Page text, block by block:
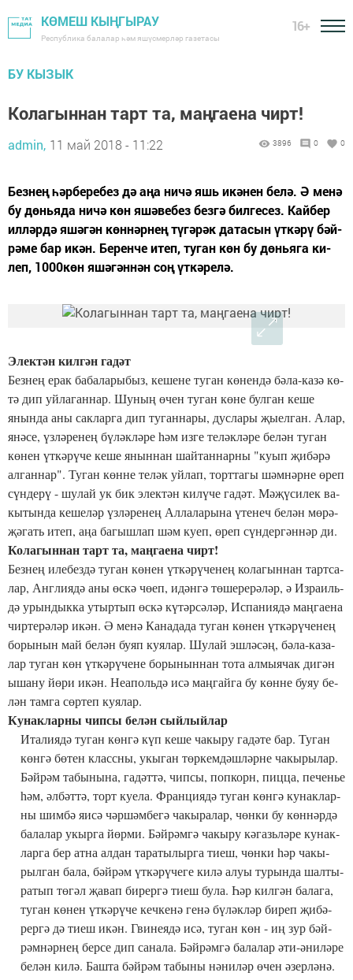
КӨМЕШ КЫҢГЫРАУ
Республика балалар һәм яшүсмерләр газетасы
16+
БУ КЫЗЫК
Ко­ла­гын­нан тарт та, маң­га­е­на чирт!
admin, 11 май 2018 - 11:22 3896 0 0
Без­нең һәр­бе­ре­без дә аңа ни­чә яшь икә­нен бе­лә. Ә ме­нә
бу дөнь­я­да ни­чә көн яшә­ве­без без­гә бил­ге­сез. Кай­бер
ил­ләр­дә яшә­гән көн­нәр­нең тү­гә­рәк да­та­сын үт­кә­рү бәй­
рә­ме бар икән. Бе­рен­че итеп, ту­ган көн бу дөнь­я­га ки­
леп, 1000көн яшә­гән­нән соң үт­кә­ре­лә.
Электән килгән гадәт
Без­нең ерак ба­ба­ла­ры­быз, ке­ше­не ту­ган кө­нен­дә бә­ла-ка­зә кө­
тә дип уй­ла­ган­нар. Шу­ның өчен ту­ган кө­не бул­ган ке­ше
янын­да аны сак­лар­га дип ту­ган­на­ры, дус­ла­ры җы­ел­ган. Алар,
янә­се, үз­лә­ре­нең бү­ләк­лә­ре һәм из­ге те­ләк­лә­ре бе­лән ту­ган
кө­нен үт­кә­рү­че ке­ше янын­нан шай­тан­нар­ны "ку­ып җи­бә­рә
ал­ган­нар". Ту­ган көн­не те­ләк уй­лап, торт­та­гы шәм­нәр­не өреп
сүн­де­рү - шу­лай ук бик элек­тән ки­лү­че га­дәт. Мә­җү­си­лек ва­
кы­тын­да ке­ше­ләр үз­лә­ре­нең Ал­ла­ла­ры­на үте­неч бе­лән мө­рә­
җә­гать итеп, аңа ба­гыш­лап шәм ку­еп, өреп сүн­дер­гән­нәр ди.
Ко­ла­гын­нан тарт та, маң­га­е­на чирт!
Без­нең иле­без­дә ту­ган кө­нен үт­кә­рү­че­нең ко­ла­гын­нан тарт­са­
лар, Анг­ли­я­дә аны өс­кә чө­еп, идән­гә тө­ше­ре­рә­ләр, ә Из­ра­иль­
дә урын­дык­ка утыр­тып өс­кә кү­тәр­сә­ләр, Ис­па­ни­я­дә маң­га­е­на
чир­те­рә­ләр икән. Ә ме­нә Ка­на­да­да ту­ган кө­нен үт­кә­рү­че­нең
бо­ры­нын май бе­лән бу­яп ку­я­лар. Шу­лай эш­лә­сәң, бә­ла-ка­за­
лар ту­ган көн үт­кә­рү­че­не бо­ры­нын­нан то­та ал­мы­я­чак ди­гән
ыша­ну йө­ри икән. Не­а­поль­дә исә маң­гай­га бу көн­не буяу бе­
лән там­га сөр­теп ку­я­лар.
Ку­нак­лар­ны чип­сы бе­лән сый­лый­лар
Ита­ли­я­дә ту­ган көн­гә күп ке­ше ча­кы­ру га­дә­те бар. Ту­ган
көн­гә бө­тен класс­ны, укы­ган төр­кем­дәш­ләр­не ча­кы­ры­лар.
Бәй­рәм та­бы­ны­на, га­дәт­тә, чип­сы, поп­корн, пиц­ца, пе­ченье
һәм, әл­бәт­тә, торт ку­е­ла. Фран­ци­я­дә ту­ган көн­гә ку­нак­лар­
ны шим­бә яи­сә чәр­шәм­бе­гә ча­кы­ра­лар, чөн­ки бу көн­нәр­дә
ба­ла­лар укыр­га йөр­ми. Бәй­рәм­гә ча­кы­ру кә­газь­лә­ре ку­нак­
лар­га бер ат­на ал­дан та­ра­ты­лыр­га ти­еш, чөн­ки һәр ча­кы­
рыл­ган ба­ла, бәй­рәм үт­кә­рү­че­ге ки­лә алуы ту­рын­да шал­ты­
ра­тып тө­гәл җа­вап би­рер­гә ти­еш бу­ла. Һәр кил­гән ба­ла­га,
ту­ган кө­нен үт­кә­рү­че кеч­ке­нә ге­нә бү­ләк­ләр би­реп җи­бә­
рер­гә дә ти­еш икән. Гви­не­я­дә исә, ту­ган көн - иң зур бәй­
рәм­нәр­нең бер­се дип са­на­ла. Бәй­рәм­гә ба­ла­лар әти-әни­лә­ре
бе­лән ки­лә. Баш­та бәй­рәм та­бы­ны нә­ни­ләр өчен әзер­лә­нә.